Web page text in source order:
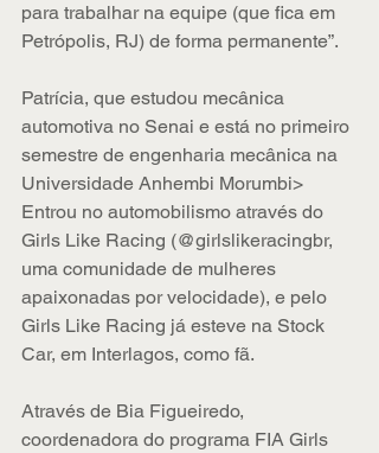
para trabalhar na equipe (que fica em
Petrópolis, RJ) de forma permanente”.
Patrícia, que estudou mecânica
automotiva no Senai e está no primeiro
semestre de engenharia mecânica na
Universidade Anhembi Morumbi>
Entrou no automobilismo através do
Girls Like Racing (@girlslikeracingbr,
uma comunidade de mulheres
apaixonadas por velocidade), e pelo
Girls Like Racing já esteve na Stock
Car, em Interlagos, como fã.
Através de Bia Figueiredo,
coordenadora do programa FIA Girls